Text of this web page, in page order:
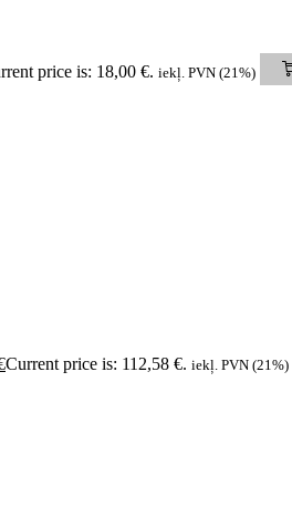
price is: 18,00 €. iekļ. PVN (21%)
Current price is: 112,58 €. iekļ. PVN (21%)